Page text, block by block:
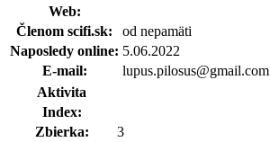
Web:
Členom scifi.sk:
od nepamäti
Naposledy online: 5.06.2022
E-mail:
lupus.pilosus@gmail.com
Aktivita
Index:
Zbierka:
3